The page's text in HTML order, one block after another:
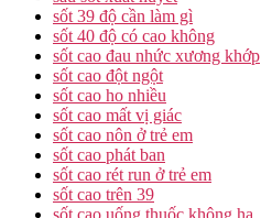
sốt 39 độ cần làm gì
sốt 40 độ có cao không
sốt cao đau nhức xương khớp
sốt cao đột ngột
sốt cao ho nhiều
sốt cao mất vị giác
sốt cao nôn ở trẻ em
sốt cao phát ban
sốt cao rét run ở trẻ em
sốt cao trên 39
sốt cao uống thuốc không hạ